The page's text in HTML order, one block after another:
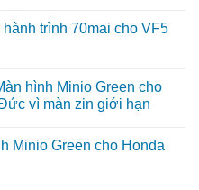
trình 70mai cho VF5
hình Minio Green cho
vì màn zin giới hạn
Minio Green cho Honda